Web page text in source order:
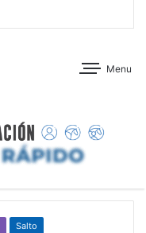
Menu
Salto